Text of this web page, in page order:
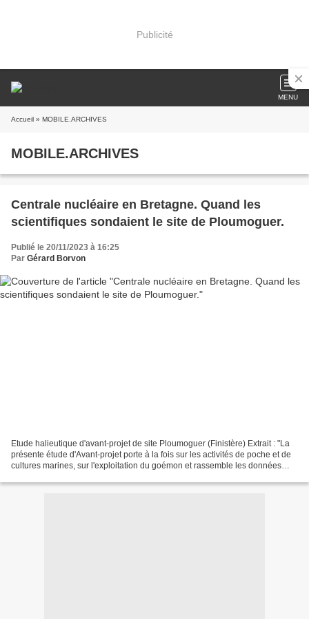
Publicité
MENU
Accueil » MOBILE.ARCHIVES
MOBILE.ARCHIVES
Centrale nucléaire en Bretagne. Quand les
scientifiques sondaient le site de Ploumoguer.
Publié le 20/11/2023 à 16:25
Par Gérard Borvon
Etude halieutique d'avant-projet de site Ploumoguer (Finistère) Extrait : "La
présente étude d'Avant-projet porte à la fois sur les activités de poche et de
cultures marines, sur l'exploitation du goémon et rassemble les données